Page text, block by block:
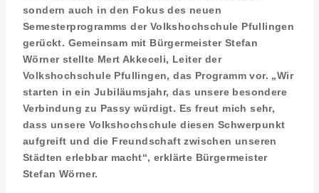
sondern auch in den Fokus des neuen
Semesterprogramms der Volkshochschule Pfullingen
gerückt. Gemeinsam mit Bürgermeister Stefan
Wörner stellte Mert Akkeceli, Leiter der
Volkshochschule Pfullingen, das Programm vor. „Wir
starten in ein Jubiläumsjahr, das unsere besondere
Verbindung zu Passy würdigt. Es freut mich sehr,
dass unsere Volkshochschule diesen Schwerpunkt
aufgreift und die Freundschaft zwischen unseren
Städten erlebbar macht“, erklärte Bürgermeister
Stefan Wörner.